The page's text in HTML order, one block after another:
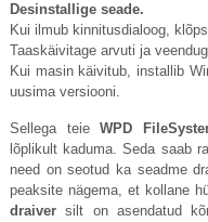
Desinstallige seade.
Kui ilmub kinnitusdialoog,
Taaskäivitage arvuti ja
Kui masin käivitub, installib
uusima versiooni.
Sellega teieWPD
lõplikult kaduma. Seda saab
need on seotud ka seadme
peaksite nägema, et kollane
draiversilt on asendatud